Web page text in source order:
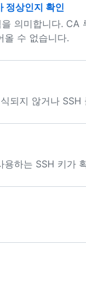
정상인지 확인
의미합니다. CA
올 수 없습니다.
되지 않거나
하는 SSH 키가